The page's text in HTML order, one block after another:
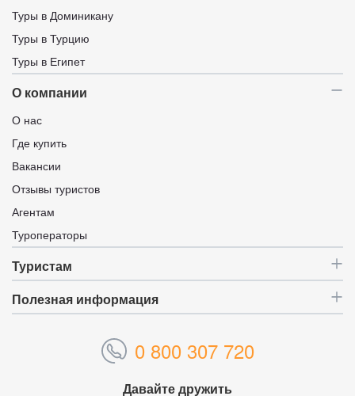
Туры в Доминикану
Туры в Турцию
Туры в Египет
О компании
О нас
Где купить
Вакансии
Отзывы туристов
Агентам
Туроператоры
Туристам
Полезная информация
0 800 307 720
Давайте дружить